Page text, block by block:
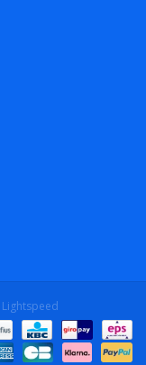
Lightspeed